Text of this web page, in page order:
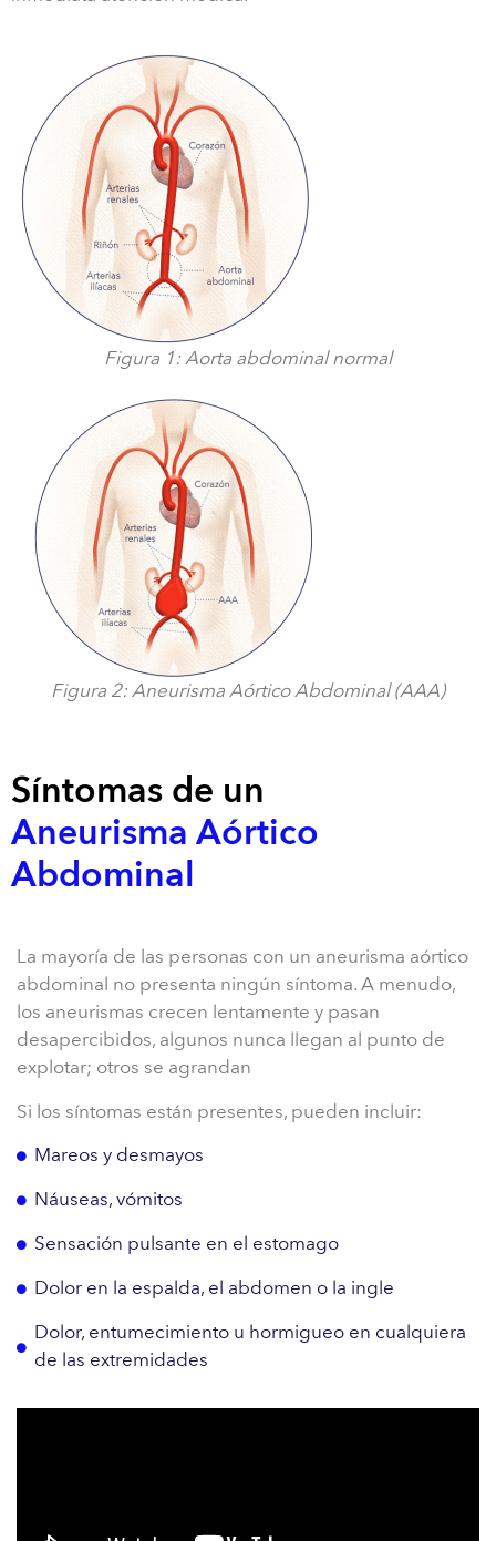
Figura 1: Aorta abdominal normal
Figura 2: Aneurisma Aórtico Abdominal (AAA)
Síntomas de un
Aneurisma Aórtico
Abdominal
La mayoría de las personas con un aneurisma aórtico
abdominal no presenta ningún síntoma. A menudo,
los aneurismas crecen lentamente y pasan
desapercibidos, algunos nunca llegan al punto de
explotar; otros se agrandan
Si los síntomas están presentes, pueden incluir:
Mareos y desmayos
Náuseas, vómitos
Sensación pulsante en el estomago
Dolor en la espalda, el abdomen o la ingle
Dolor, entumecimiento u hormigueo en cualquiera
de las extremidades